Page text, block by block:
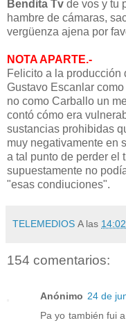
Bendita Tv de vos y tu
hambre de cámaras,
vergüenza ajena por
NOTA APARTE.-
Felicito a la producción
Gustavo Escanlar
no como Carballo un
contó cómo era
sustancias prohibidas
muy negativamente en
a tal punto de perder el
supuestamente no
"esas condiuciones".
TELEMEDIOS A las 14:02
154 comentarios:
Anónimo 24 de
Pa yo también fui